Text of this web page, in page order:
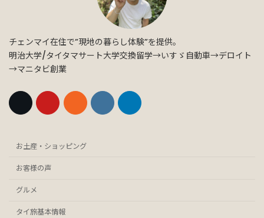
チェンマイ在住で”現地の暮らし体験”を提供。
明治大学/タイタマサート大学交換留学→いすゞ自動車→デロイト
→マニタビ創業
お土産・ショッピング
お客様の声
グルメ
タイ旅基本情報